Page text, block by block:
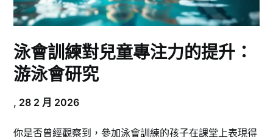
泳會訓練對兒童專注力的提升：
游泳會研究
, 28 2 月 2026
你是否曾經觀察到，參加泳會訓練的孩子在課堂上表現得